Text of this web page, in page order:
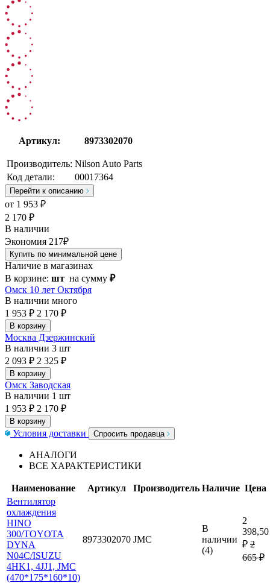
Артикул: 8973302070
Производитель: Nilson Auto Parts
Код детали:
00017364
Перейти к описанию
от 1 953 ₽
2 170 ₽
В наличии
Экономия 217₽
Купить по минимальной цене
Наличие в магазинах
В корзине: шт на сумму ₽
Омск 10 лет Октября
В наличии много
1 953 ₽ 2 170 ₽
В корзину
Москва Дзержинский
В наличии 3 шт
2 093 ₽ 2 325 ₽
В корзину
Омск Заводская
В наличии 1 шт
1 953 ₽ 2 170 ₽
В корзину
Условия доставки Спросить продавца
АНАЛОГИ
ВСЕ ХАРАКТЕРИСТИКИ
Наименование Артикул Производитель Наличие Цена
Вентилятор
охлаждения
HINO
300/TOYOTA
DYNA
N04C/ISUZU
4HK1, 4JJ1, JMC
(470*175*160*10)
8973302070 JMC
В
наличии
(4)
2
398,50
₽ 2
665 ₽